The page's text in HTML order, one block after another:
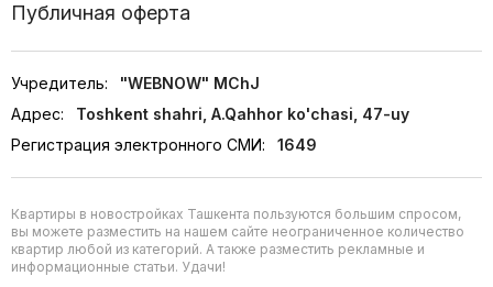
Публичная оферта
Учредитель:
"WEBNOW" MChJ
Адрес:
Toshkent shahri, A.Qahhor ko'chasi, 47-uy
Регистрация электронного СМИ:
1649
Квартиры в новостройках Ташкента пользуются большим спросом,
вы можете разместить на нашем сайте неограниченное количество
квартир любой из категорий. А также разместить рекламные и
информационные статьи. Удачи!